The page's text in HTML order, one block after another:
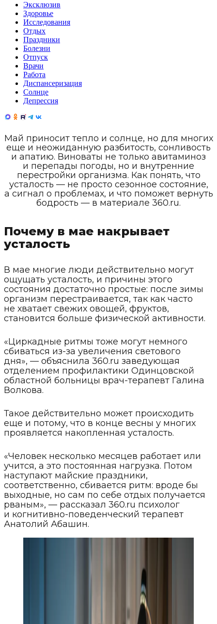
Эксклюзив
Здоровье
Исследования
Отдых
Праздники
Болезни
Отпуск
Врачи
Работа
Диспансеризация
Солнце
Депрессия
Май приносит тепло и солнце, но для многих
еще и неожиданную разбитость, сонливость
и апатию. Виноваты не только авитаминоз
и перепады погоды, но и внутренние
перестройки организма. Как понять, что
усталость — не просто сезонное состояние,
а сигнал о проблемах, и что поможет вернуть
бодрость — в материале 360.ru.
Почему в мае накрывает
усталость
В мае многие люди действительно могут
ощущать усталость, и причины этого
состояния достаточно простые: после зимы
организм перестраивается, так как часто
не хватает свежих овощей, фруктов,
становится больше физической активности.
«Циркадные ритмы тоже могут немного
сбиваться из-за увеличения светового
дня», — объяснила 360.ru заведующая
отделением профилактики Одинцовской
областной больницы врач-терапевт Галина
Волкова.
Такое действительно может происходить
еще и потому, что в конце весны у многих
проявляется накопленная усталость.
«Человек несколько месяцев работает или
учится, а это постоянная нагрузка. Потом
наступают майские праздники,
соответственно, сбивается ритм: вроде бы
выходные, но сам по себе отдых получается
рваным», — рассказал 360.ru психолог
и когнитивно-поведенческий терапевт
Анатолий Абашин.